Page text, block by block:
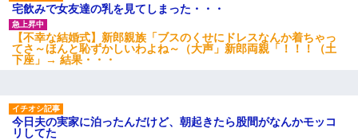
宅飲みで女友達の乳を見てしまった・・・
【不幸な結婚式】新郎親族「ブスのくせにドレスなんか着ちゃっ
てさ～ほんと恥ずかしいわよね～（大声」新郎両親「！！！（土
下座」→ 結果・・・
今日夫の実家に泊ったんだけど、朝起きたら股間がなんかモッコ
リしてた